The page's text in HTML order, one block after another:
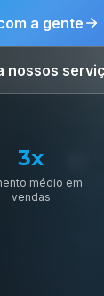
a gente
nossos
3x
médio em
vendas